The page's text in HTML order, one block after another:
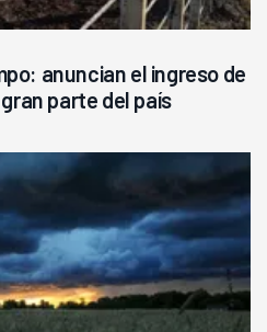
anuncian el ingreso de
parte del país